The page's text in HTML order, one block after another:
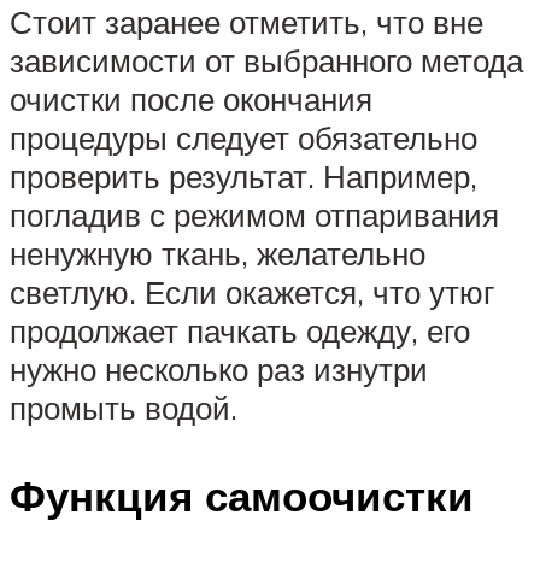
Стоит заранее отметить, что вне
зависимости от выбранного метода
очистки после окончания
процедуры следует обязательно
проверить результат. Например,
погладив с режимом отпаривания
ненужную ткань, желательно
светлую. Если окажется, что утюг
продолжает пачкать одежду, его
нужно несколько раз изнутри
промыть водой.
Функция самоочистки